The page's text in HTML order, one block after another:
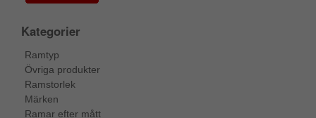
Kategorier
Ramtyp
Övriga produkter
Ramstorlek
Märken
Ramar efter mått